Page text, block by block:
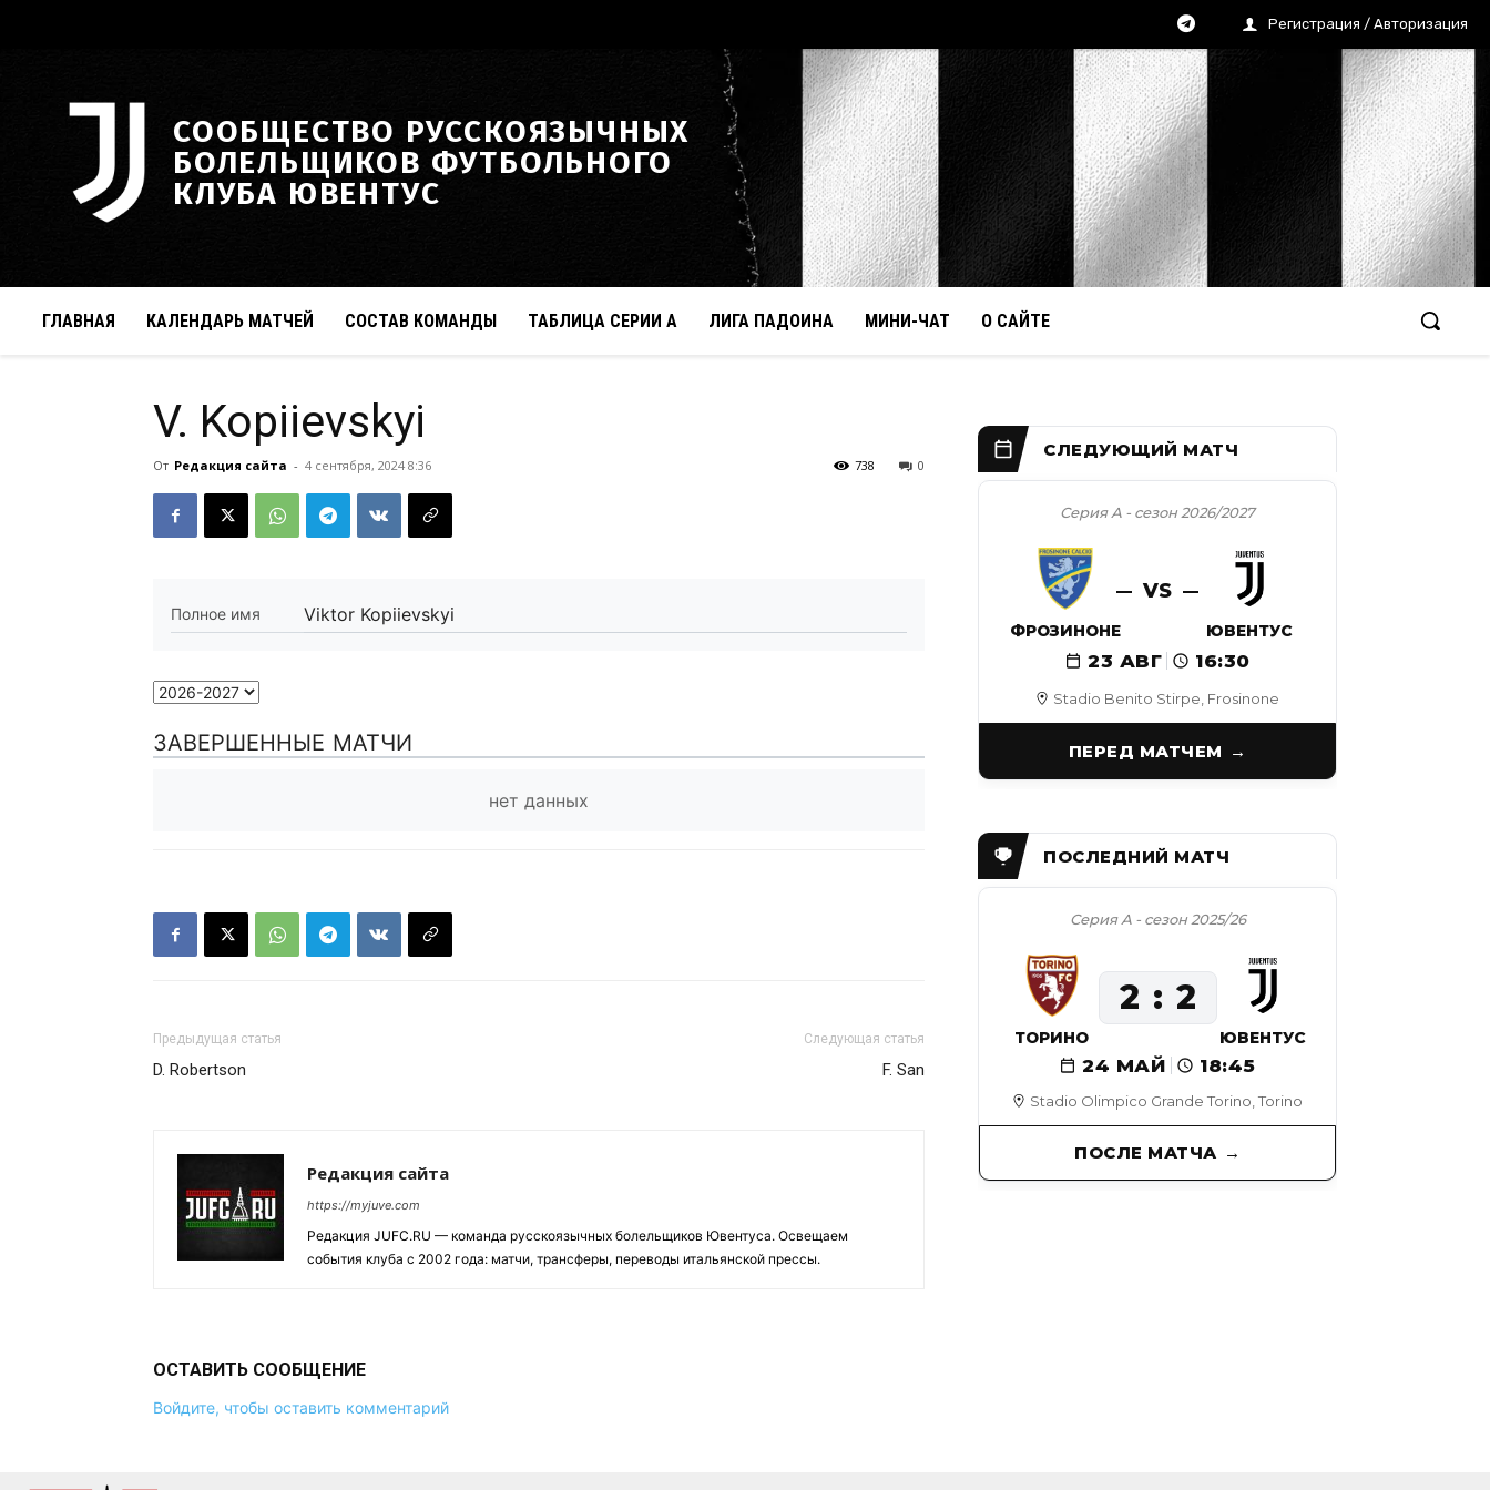
Регистрация / Авторизация
СООБЩЕСТВО РУССКОЯЗЫЧНЫХ
БОЛЕЛЬЩИКОВ ФУТБОЛЬНОГО
КЛУБА ЮВЕНТУС
ГЛАВНАЯ КАЛЕНДАРЬ МАТЧЕЙ СОСТАВ КОМАНДЫ ТАБЛИЦА СЕРИИ А ЛИГА ПАДОИНА МИНИ-ЧАТ О САЙТЕ
V. Kopiievskyi
От Редакция сайта - 4 сентября, 2024 8:36 0
738
Полное имя Viktor Kopiievskyi
ЗАВЕРШЕННЫЕ МАТЧИ
нет данных
Предыдущая статья
D. Robertson
Следующая статья
F. San
Редакция сайта
https://myjuve.com
Редакция JUFC.RU — команда русскоязычных болельщиков Ювентуса. Освещаем
события клуба с 2002 года: матчи, трансферы, переводы итальянской прессы.
ОСТАВИТЬ СООБЩЕНИЕ
Войдите, чтобы оставить комментарий
Stadio Benito Stirpe, Frosinone
Серия А - сезон 2026/2027
ФРОЗИНОНЕ
VS
ЮВЕНТУС
23 АВГ 16:30
ПЕРЕД МАТЧЕМ
Stadio Olimpico Grande Torino, Torino
Серия А - сезон 2025/26
24 МАЙ 18:45
ТОРИНО
2 2
ЮВЕНТУС
ПОСЛЕ МАТЧА